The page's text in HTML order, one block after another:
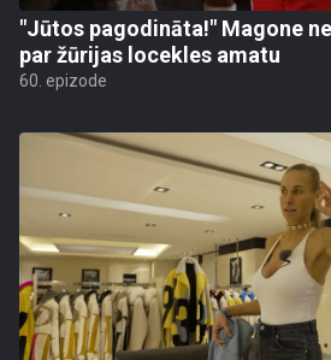
"Jūtos pagodināta!" Magone
par žūrijas locekles amatu
60. epizode